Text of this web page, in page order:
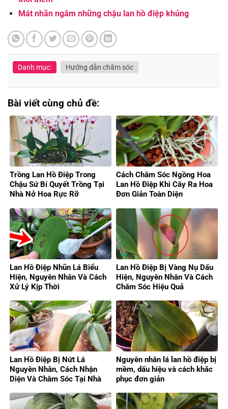
Mát nhãn ngắm những chậu lan hồ điệp khủng
Danh mục: Hướng dẫn chăm sóc
Bài viết cùng chủ đề:
Trồng Lan Hồ Điệp Trong
Chậu Sứ Bí Quyết Trồng Tại
Nhà Nở Hoa Rực Rỡ
Cách Chăm Sóc Ngồng Hoa
Lan Hồ Điệp Khi Cây Ra Hoa
Đơn Giản Toàn Diện
Lan Hồ Điệp Nhũn Lá Biểu
Hiện, Nguyên Nhân Và Cách
Xử Lý Kịp Thời
Lan Hồ Điệp Bị Vàng Nụ Dấu
Hiện, Nguyên Nhân Và Cách
Chăm Sóc Hiệu Quả
Lan Hồ Điệp Bị Nứt Lá
Nguyên Nhân, Cách Nhận
Diện Và Chăm Sóc Tại Nhà
Nguyên nhân lá lan hồ điệp bị
mềm, dấu hiệu và cách khắc
phục đơn giản